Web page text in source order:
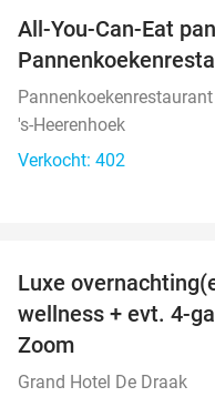
All-You-Can-Eat
's-Heerenhoek
Verkocht: 402
Luxe
wellness + evt. 4-
Zoom
Grand Hotel De Draak